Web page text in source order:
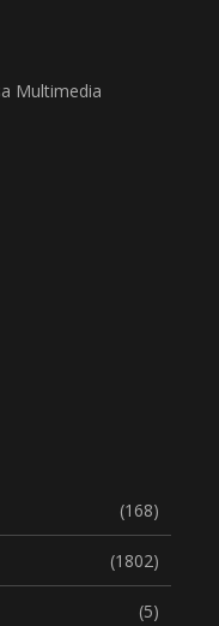
Multimedia
(168)
(1802)
(5)